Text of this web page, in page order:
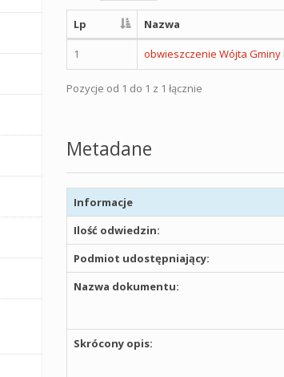
Lp Nazwa
1 obwieszczenie Wójta Gminy
Pozycje od 1 do 1 z 1 łącznie
Metadane
Informacje
Ilość odwiedzin:
Podmiot udostępniający:
Nazwa dokumentu:
Skrócony opis: